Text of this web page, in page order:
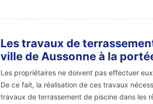
Les travaux de
ville de Aussonne à la
Les propriétaires ne doivent pas effectuer
De ce fait, la réalisation de ces travaux
travaux de terrassement de piscine dans les